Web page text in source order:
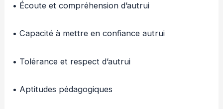
• Écoute et compréhension d’autrui
• Capacité à mettre en confiance autrui
• Tolérance et respect d’autrui
• Aptitudes pédagogiques